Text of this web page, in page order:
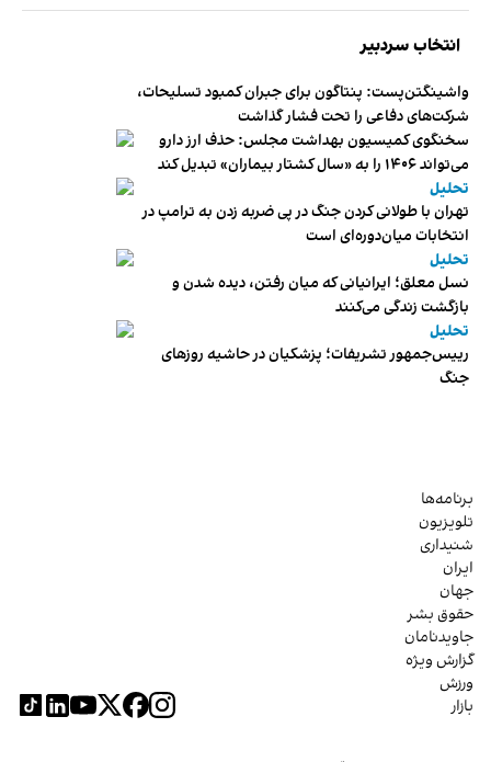
انتخاب سردبیر
واشینگتن‌پست: پنتاگون برای جبران کمبود تسلیحات،
شرکت‌های دفاعی را تحت فشار گذاشت
سخنگوی کمیسیون بهداشت مجلس: حذف ارز دارو
می‌تواند ۱۴۰۶ را به «سال کشتار بیماران» تبدیل کند
تحلیل
تهران با طولانی کردن جنگ در پی ضربه زدن به ترامپ در
انتخابات میان‌دوره‌ای است
تحلیل
نسل معلق؛ ایرانیانی که میان رفتن، دیده شدن و
بازگشت زندگی می‌کنند
تحلیل
رییس‌جمهور تشریفات؛ پزشکیان در حاشیه روزهای
جنگ
برنامه‌ها
تلویزیون
شنیداری
ایران
جهان
حقوق بشر
جاویدنامان
گزارش ویژه
ورزش
بازار